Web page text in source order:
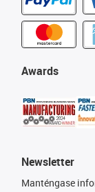
Awards
Newsletter
Manténgase